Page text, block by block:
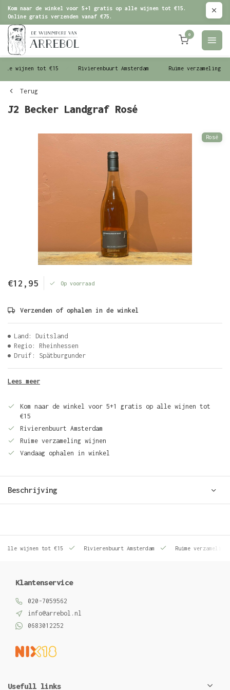
Kom naar de winkel voor 5+1 gratis op alle wijnen tot €15.
Online gratis verzenden vanaf €75.
0
wijnen tot €15 Rivierenbuurt Amsterdam Ruime verzameling
Terug
J2 Becker Landgraf Rosé
Rosé
€12,95 Op voorraad
Verzenden of ophalen in de winkel
Land: Duitsland
Regio: Rheinhessen
Druif: Spätburgunder
Lees meer
Kom naar de winkel voor 5+1 gratis op alle wijnen tot
€15
Rivierenbuurt Amsterdam
Ruime verzameling wijnen
Vandaag ophalen in winkel
Beschrijving
wijnen tot €15 Rivierenbuurt Amsterdam Ruime verzameling
Klantenservice
020-7059562
info@arrebol.nl
0683012252
Usefull links